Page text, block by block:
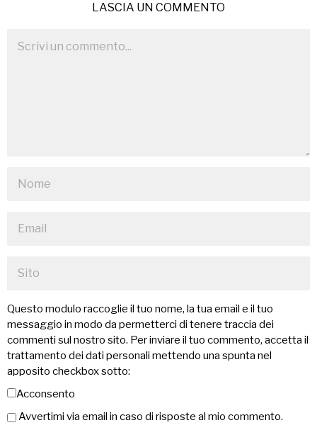
LASCIA UN COMMENTO
Questo modulo raccoglie il tuo nome, la tua email e il tuo
messaggio in modo da permetterci di tenere traccia dei
commenti sul nostro sito. Per inviare il tuo commento, accetta il
trattamento dei dati personali mettendo una spunta nel
apposito checkbox sotto:
Acconsento
Avvertimi via email in caso di risposte al mio commento.